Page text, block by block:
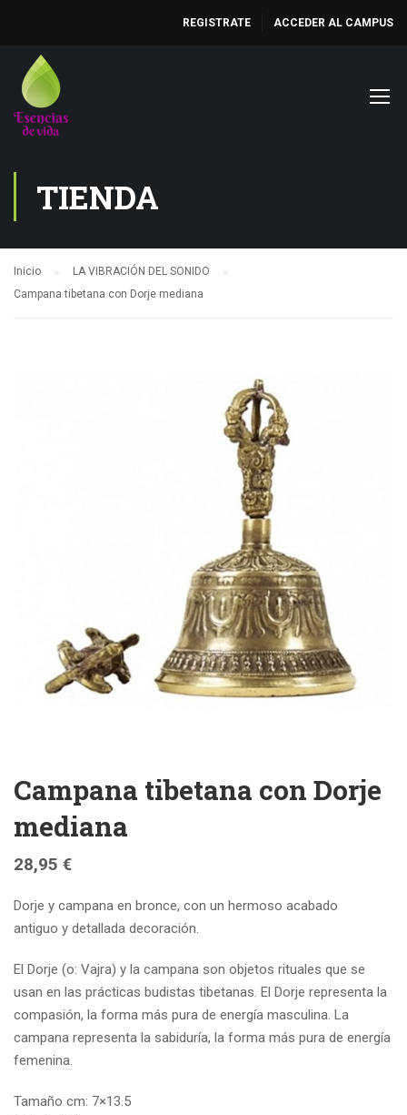
REGISTRATE ACCEDER AL CAMPUS
TIENDA
Inicio
LA VIBRACIÓN DEL SONIDO
Campana tibetana con Dorje mediana
Campana tibetana con Dorje
mediana
28,95 €
Dorje y campana en bronce, con un hermoso acabado
antiguo y detallada decoración.
El Dorje (o: Vajra) y la campana son objetos rituales que se
usan en las prácticas budistas tibetanas. El Dorje representa la
compasión, la forma más pura de energía masculina. La
campana representa la sabiduría, la forma más pura de energía
femenina.
Tamaño cm: 7×13.5